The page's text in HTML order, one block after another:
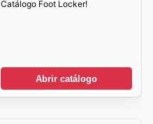
Catálogo Foot Locker!
Abrir catálogo